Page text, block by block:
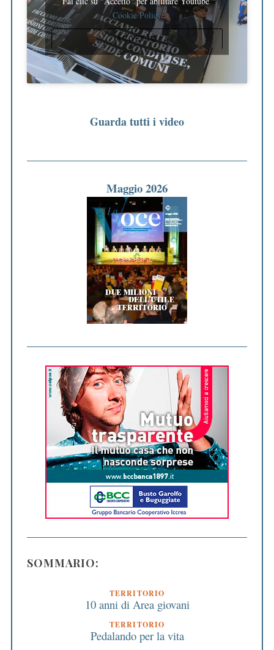
Cookie Policy
ACCETTO
Guarda tutti i video
Maggio 2026
SOMMARIO:
TERRITORIO
10 anni di Area giovani
TERRITORIO
Pedalando per la vita